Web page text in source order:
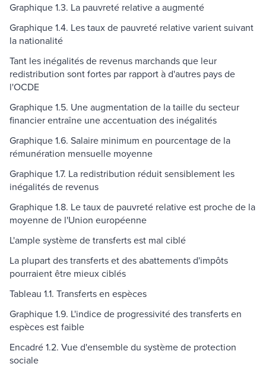
Graphique 1.3. La pauvreté relative a augmenté
Graphique 1.4. Les taux de pauvreté relative varient suivant
la nationalité
Tant les inégalités de revenus marchands que leur
redistribution sont fortes par rapport à d'autres pays de
l'OCDE
Graphique 1.5. Une augmentation de la taille du secteur
financier entraîne une accentuation des inégalités
Graphique 1.6. Salaire minimum en pourcentage de la
rémunération mensuelle moyenne
Graphique 1.7. La redistribution réduit sensiblement les
inégalités de revenus
Graphique 1.8. Le taux de pauvreté relative est proche de la
moyenne de l'Union européenne
L'ample système de transferts est mal ciblé
La plupart des transferts et des abattements d'impôts
pourraient être mieux ciblés
Tableau 1.1. Transferts en espèces
Graphique 1.9. L'indice de progressivité des transferts en
espèces est faible
Encadré 1.2. Vue d'ensemble du système de protection
sociale